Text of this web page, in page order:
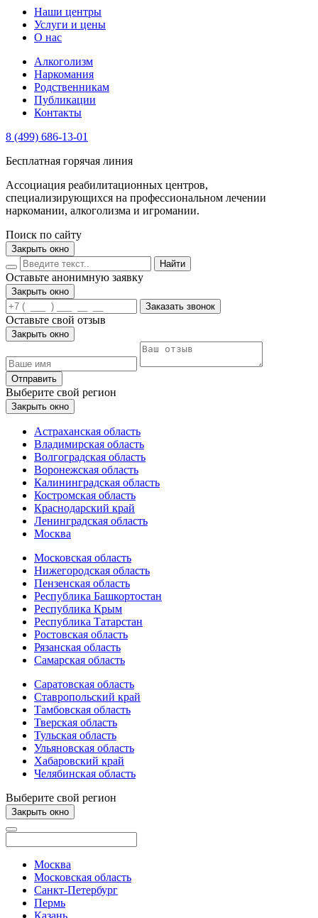
Наши центры
Услуги и цены
О нас
Алкоголизм
Наркомания
Родственникам
Публикации
Контакты
8 (499) 686-13-01
Бесплатная горячая линия
Ассоциация реабилитационных центров,
специализирующихся на профессиональном лечении
наркомании, алкоголизма и игромании.
Поиск по сайту
Закрыть окно
Найти
Оставьте анонимную заявку
Закрыть окно
Заказать звонок
Оставьте свой отзыв
Закрыть окно
Отправить
Выберите свой регион
Закрыть окно
Астраханская область
Владимирская область
Волгоградская область
Воронежская область
Калининградская область
Костромская область
Краснодарский край
Ленинградская область
Москва
Московская область
Нижегородская область
Пензенская область
Республика Башкортостан
Республика Крым
Республика Татарстан
Ростовская область
Рязанская область
Самарская область
Саратовская область
Ставропольский край
Тамбовская область
Тверская область
Тульская область
Ульяновская область
Хабаровский край
Челябинская область
Выберите свой регион
Закрыть окно
Москва
Московская область
Санкт-Петербург
Пермь